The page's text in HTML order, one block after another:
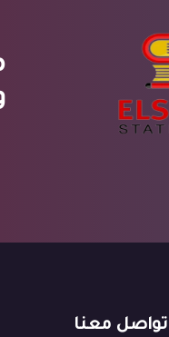
تواصل معنا